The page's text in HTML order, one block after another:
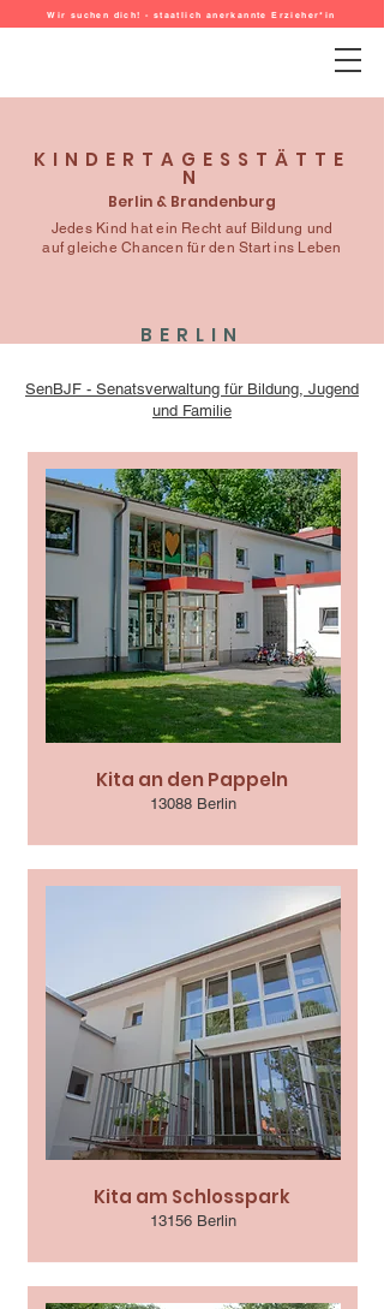
Wir suchen dich! - staatlich anerkannte Erzieher*in
KINDERTAGESSTÄTTE
N
Berlin & Brandenburg
Jedes Kind hat ein Recht auf Bildung und
auf gleiche Chancen für den Start ins Leben
BERLIN
SenBJF - Senatsverwaltung für Bildung, Jugend
und Familie
Kita an den Pappeln
13088 Berlin
Kita am Schlosspark
13156 Berlin